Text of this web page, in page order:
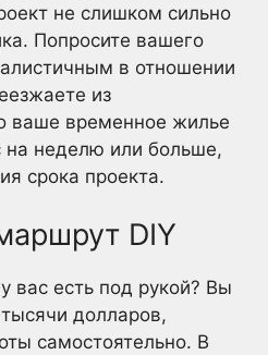
не слишком сильно
Попросите вашего
в отношении
из
ваше временное жилье
на неделю или больше,
срока проекта.
DIY
вас есть под рукой? Вы
долларов,
самостоятельно. В